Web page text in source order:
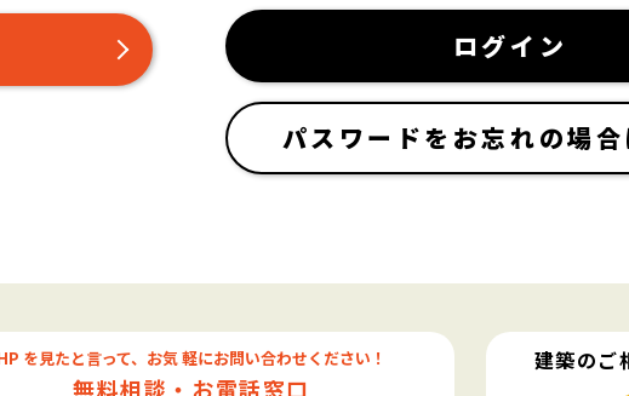
ログイン
パスワードをお忘れの場合
を見たと言って、お気 軽にお問い合わせください！
無料相談・お電話窓口
建築のご